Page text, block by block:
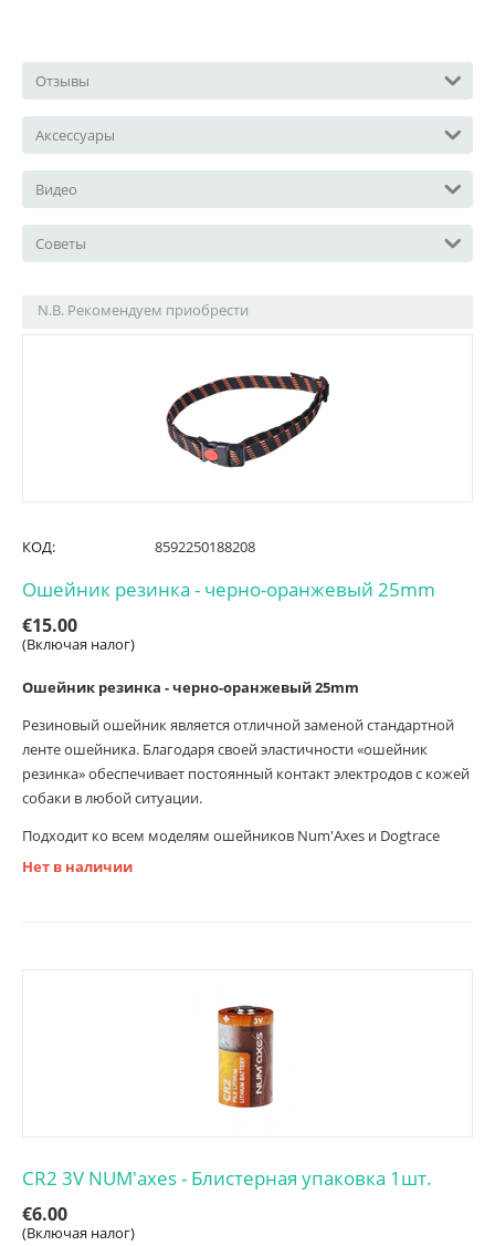
Отзывы
Аксессуары
Видео
Советы
N.B. Рекомендуем приобрести
КОД: 8592250188208
Ошейник резинка - черно-оранжевый 25mm
€15.00
(Включая налог)
Ошейник резинка - черно-оранжевый 25mm
Резиновый ошейник является отличной заменой стандартной
ленте ошейника. Благодаря своей эластичности «ошейник
резинка» обеспечивает постоянный контакт электродов с кожей
собаки в любой ситуации.
Подходит ко всем моделям ошейников Num'Axes и Dogtrace
Нет в наличии
CR2 3V NUM'axes - Блистерная упаковка 1шт.
€6.00
(Включая налог)